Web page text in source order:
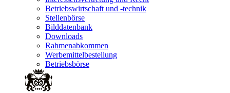
Betriebswirtschaft und -technik
Stellenbörse
Bilddatenbank
Downloads
Rahmenabkommen
Werbemittelbestellung
Betriebsbörse